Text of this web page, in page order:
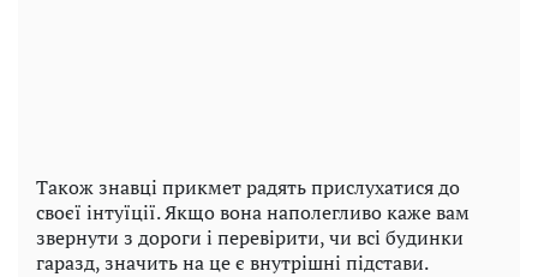
Також знавці прикмет радять прислухатися до
своєї інтуїції. Якщо вона наполегливо каже вам
звернути з дороги і перевірити, чи всі будинки
гаразд, значить на це є внутрішні підстави.